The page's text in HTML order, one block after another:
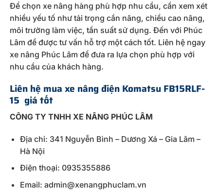
Để chọn xe nâng hàng phù hợp nhu cầu, cần xem xét
nhiều yếu tố như tải trọng cần nâng, chiều cao nâng,
môi trường làm việc, tần suất sử dụng. Đến với Phúc
Lâm để được tư vấn hỗ trợ một cách tốt. Liên hệ ngay
xe nâng Phúc Lâm để đưa ra lựa chọn phù hợp với
nhu cầu của khách hàng.
Liên hệ mua xe nâng điện Komatsu FB15RLF-
15 giá tốt
CÔNG TY TNHH XE NÂNG PHÚC LÂM
Địa chỉ: 341 Nguyễn Bình – Dương Xá – Gia Lâm –
Hà Nội
Điện thoại: 0935355886
Email: admin@xenangphuclam.vn